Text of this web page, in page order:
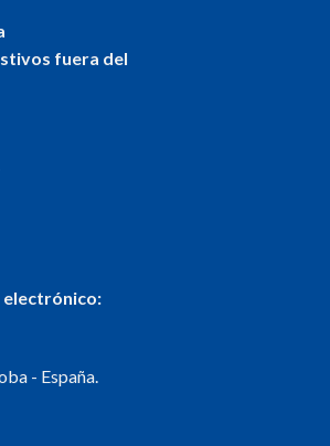
fuera del
electrónico:
- España.